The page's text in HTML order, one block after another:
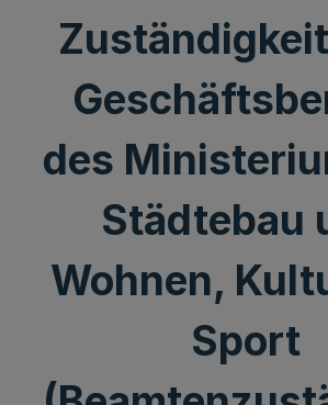
des
Städtebau
Wohnen,
Sport